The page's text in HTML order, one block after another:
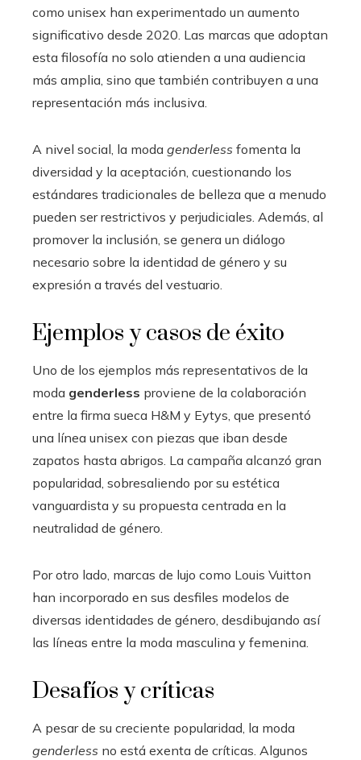
como unisex han experimentado un aumento
significativo desde 2020. Las marcas que adoptan
esta filosofía no solo atienden a una audiencia
más amplia, sino que también contribuyen a una
representación más inclusiva.
A nivel social, la moda genderless fomenta la
diversidad y la aceptación, cuestionando los
estándares tradicionales de belleza que a menudo
pueden ser restrictivos y perjudiciales. Además, al
promover la inclusión, se genera un diálogo
necesario sobre la identidad de género y su
expresión a través del vestuario.
Ejemplos y casos de éxito
Uno de los ejemplos más representativos de la
moda genderless proviene de la colaboración
entre la firma sueca H&M y Eytys, que presentó
una línea unisex con piezas que iban desde
zapatos hasta abrigos. La campaña alcanzó gran
popularidad, sobresaliendo por su estética
vanguardista y su propuesta centrada en la
neutralidad de género.
Por otro lado, marcas de lujo como Louis Vuitton
han incorporado en sus desfiles modelos de
diversas identidades de género, desdibujando así
las líneas entre la moda masculina y femenina.
Desafíos y críticas
A pesar de su creciente popularidad, la moda
genderless no está exenta de críticas. Algunos